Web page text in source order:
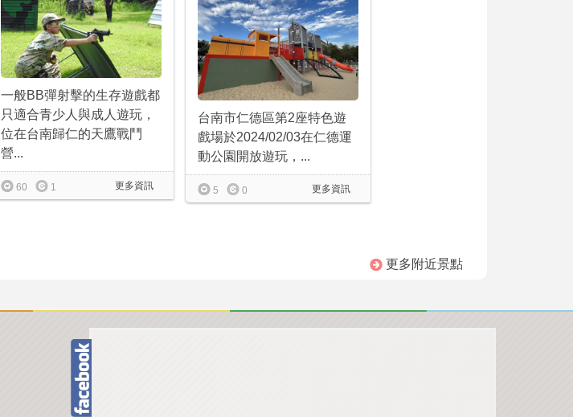
一般BB彈射擊的生存遊戲都
只適合青少人與成人遊玩，
位在台南歸仁的天鷹戰鬥
營...
更多資訊
60 1
台南市仁德區第2座特色遊
戲場於2024/02/03在仁德運
動公園開放遊玩，...
更多資訊
5 0
更多附近景點